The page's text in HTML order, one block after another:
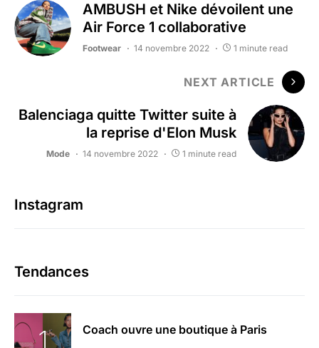
AMBUSH et Nike dévoilent une
Air Force 1 collaborative
Footwear 14 novembre 2022 1 minute read
NEXT ARTICLE
Balenciaga quitte Twitter suite à
la reprise d'Elon Musk
Mode 14 novembre 2022 1 minute read
Instagram
Tendances
Coach ouvre une boutique à Paris